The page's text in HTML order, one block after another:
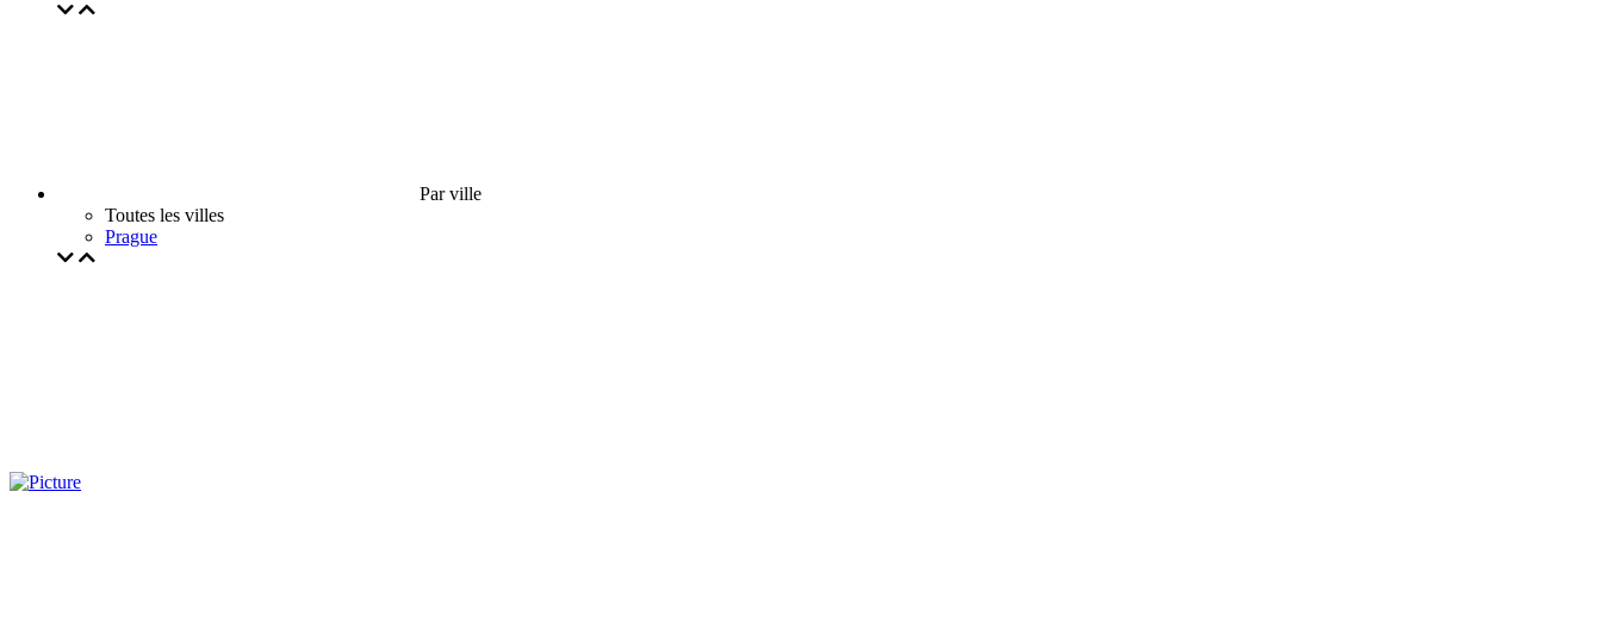
Par ville
Toutes les villes
Prague